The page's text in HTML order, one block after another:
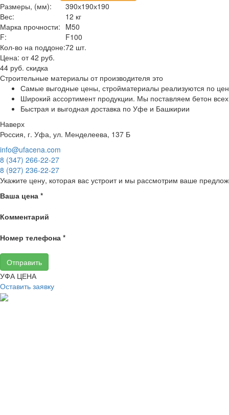
Размеры, (мм):
390х190х190
Вес:
12 кг
Марка прочности: M50
F:
F100
Кол-во на поддоне:72 шт.
Цена: от 42 руб.
44 руб. скидка
Строительные материалы от производителя это
Самые выгодные цены, стройматериалы реализуются по
Широкий ассортимент продукции. Мы поставляем бетон
Быстрая и выгодная доставка по Уфе и Башкирии
Наверх
Россия, г. Уфа, ул. Менделеева, 137 Б
info@ufacena.com
8 (347) 266‑22‑27
8 (927) 236‑22‑27
Укажите цену, которая вас устроит и мы рассмотрим ваше
Ваша цена *
Комментарий
Номер телефона *
Отправить
УФА ЦЕНА
Оставить заявку